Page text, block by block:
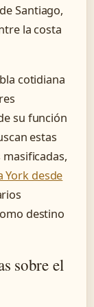
Santiago,
la costa
cotidiana
su función
estas
York desde
destino
sobre el